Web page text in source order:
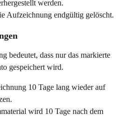
werden.
Aufzeichnung endgültig gelöscht.
bedeutet, dass nur das markierte
gespeichert wird.
10 Tage lang wieder auf
wird 10 Tage nach dem